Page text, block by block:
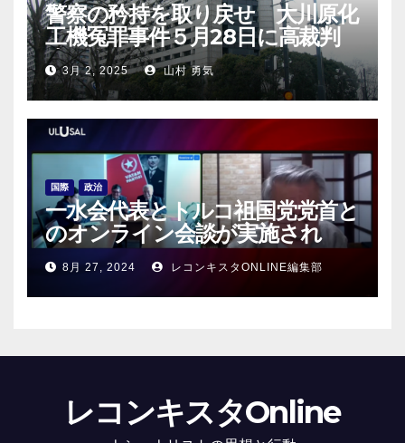
警察の矜持を取り戻せ 大川原化
工機冤罪事件５月28日に高裁判
決！
3月 2, 2025 山村 勇気
国際 政治
一水会代表とトルコ祖国党党首と
のオンライン会談が実施され
る！
8月 27, 2024 レコンキスタONLINE編集部
レコンキスタOnline